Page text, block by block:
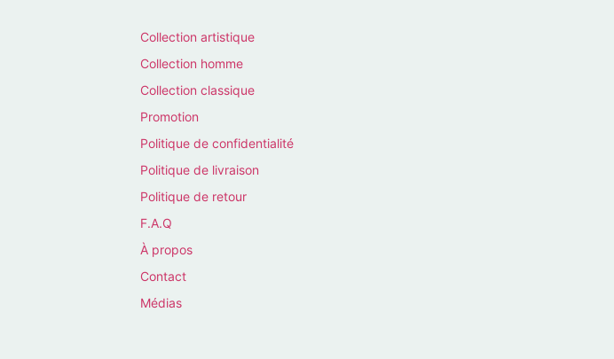
Collection artistique
Collection homme
Collection classique
Promotion
Politique de confidentialité
Politique de livraison
Politique de retour
F.A.Q
À propos
Contact
Médias